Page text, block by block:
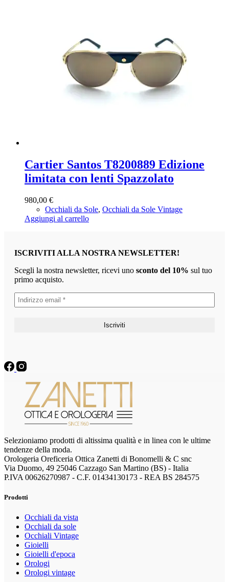
Cartier Santos T8200889 Edizione
limitata con lenti Spazzolato
980,00 €
Occhiali da Sole, Occhiali da Sole Vintage
Aggiungi al carrello
ISCRIVITI ALLA NOSTRA NEWSLETTER!
Scegli la nostra newsletter, ricevi uno sconto del 10% sul tuo
primo acquisto.
Selezioniamo prodotti di altissima qualità e in linea con le ultime
tendenze della moda.
Orologeria Oreficeria Ottica Zanetti di Bonomelli & C snc
Via Duomo, 49 25046 Cazzago San Martino (BS) - Italia
P.IVA 00626270987 - C.F. 01434130173 - REA BS 284575
Prodotti
Occhiali da vista
Occhiali da sole
Occhiali Vintage
Gioielli
Gioielli d'epoca
Orologi
Orologi vintage